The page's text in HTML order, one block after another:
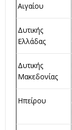
Αιγαίου
Δυτικής
Ελλάδας
Δυτικής
Μακεδονίας
Ηπείρου